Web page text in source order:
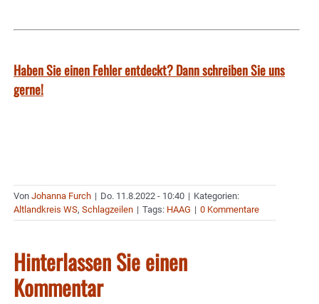
Haben Sie einen Fehler entdeckt? Dann schreiben Sie uns
gerne!
Von Johanna Furch | Do. 11.8.2022 - 10:40 | Kategorien:
Altlandkreis WS, Schlagzeilen | Tags: HAAG | 0 Kommentare
Hinterlassen Sie einen
Kommentar